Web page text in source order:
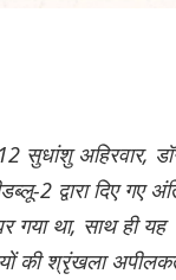
सुधांशु अहिरवार,
2 द्वारा दिए गए
गया था, साथ ही यह
की श्रृंखला